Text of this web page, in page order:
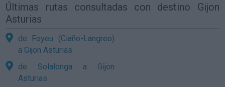
Últimas rutas consultadas con destino Gijon
Asturias
de Foyeu (Ciaño-Langreo)
a Gijon Asturias
de Solalonga a Gijon
Asturias